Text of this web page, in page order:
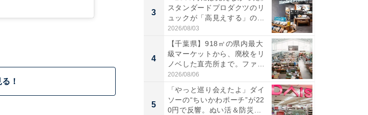
！
3
スタンダードプロダクツのリ
ュックが「高見えする」の...
2026/08/03
4
【千葉県】918㎡の県内最大
級マーケットから、廃校をリ
ノベした直売所まで。ファ
ー...
2026/08/06
5
「やっと巡り会えたよ」ダイ
ソーの“ちいかわポーチ”が22
0円で反響。ぬい活＆防災...